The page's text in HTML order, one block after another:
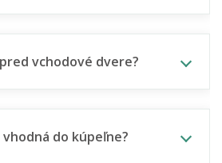
vchodové dvere?
do kúpeľne?